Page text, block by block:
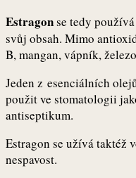
Estragonse tedy
svůj obsah. Mimo
B, mangan, vápník,
Jeden z esenciálních
použit ve stomatologii
antiseptikum.
Estragon se užívá taktéž
nespavost.